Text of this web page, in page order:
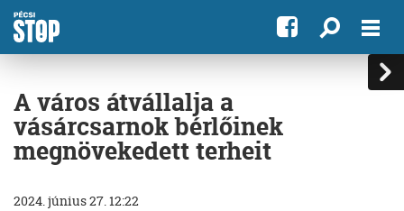
A város átvállalja a
vásárcsarnok bérlőinek
megnövekedett terheit
2024. június 27. 12:22